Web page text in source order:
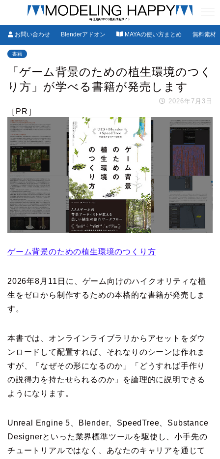
お問い合わせ Blenderアドオン MAYAの使い方まとめ 無料素材
書籍
「ゲーム背景のための植生環境のつく
り方」が学べる書籍が発売します
2026年7月3日
［PR］
ゲーム背景のための植生環境のつくり方
2026年8月11日に、ゲーム向けのハイクオリティな植
生をゼロから制作するための本格的な書籍が発売しま
す。
本書では、オンラインライブラリからアセットをダウ
ンロードして配置すれば、それなりのシーンは作れま
すが、「なぜその形になるのか」「どうすれば手作り
の説得力を持たせられるのか」を論理的に説明できる
ようになります。
Unreal Engine 5、Blender、SpeedTree、Substance
Designerといった業界標準ツールを駆使し、小手先の
チュートリアルではなく、あなたのキャリアを通じて